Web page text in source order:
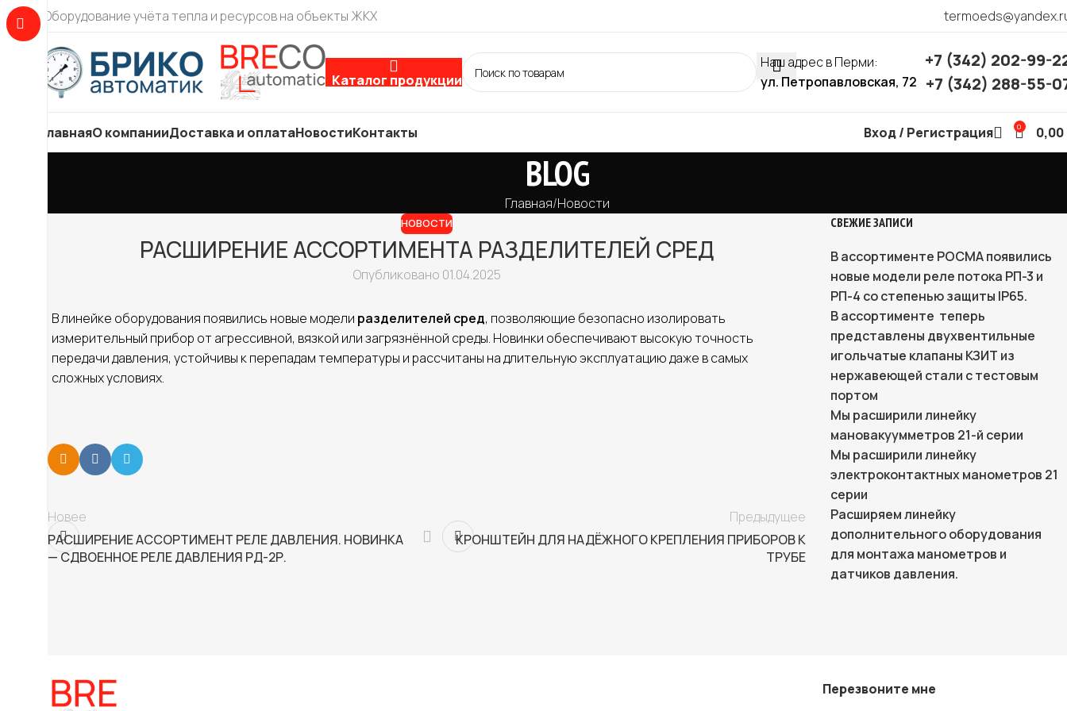
Оборудование учёта тепла и ресурсов на объекты ЖКХ
Каталог продукции
Наш адрес в Перми:
ул. Петропавловская, 72
+7 (342) 202-99-
+7 (342) 288-55-
ГлавнаяО компанииДоставка и оплатаНовостиКонтакты Вход / Регистрация 0 0,00
BLOG
Главная Новости
НОВОСТИ
РАСШИРЕНИЕ АССОРТИМЕНТА РАЗДЕЛИТЕЛЕЙ СРЕД
Опубликовано 01.04.2025
В линейке оборудования появились новые модели разделителей сред, позволяющие безопасно изолировать
измерительный прибор от агрессивной, вязкой или загрязнённой среды. Новинки обеспечивают высокую точность
передачи давления, устойчивы к перепадам температуры и рассчитаны на длительную эксплуатацию даже в самых
сложных условиях.
Новее
РАСШИРЕНИЕ АССОРТИМЕНТ РЕЛЕ ДАВЛЕНИЯ. НОВИНКА
— СДВОЕННОЕ РЕЛЕ ДАВЛЕНИЯ РД-2Р.
Предыдущее
КРОНШТЕЙН ДЛЯ НАДЁЖНОГО КРЕПЛЕНИЯ ПРИБОРОВ К
ТРУБЕ
СВЕЖИЕ ЗАПИСИ
В ассортименте РОСМА появились
новые модели реле потока РП-3 и
РП-4 со степенью защиты IP65.
В ассортименте теперь
представлены двухвентильные
игольчатые клапаны КЗИТ из
нержавеющей стали с тестовым
портом
Мы расширили линейку
мановакуумметров 21-й серии
Мы расширили линейку
электроконтактных манометров 21
серии
Расширяем линейку
дополнительного оборудования
для монтажа манометров и
датчиков давления.
Перезвоните мне